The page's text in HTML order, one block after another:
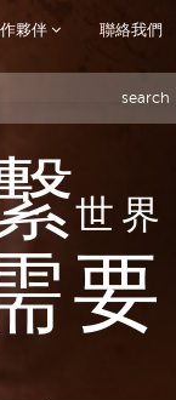
夥伴 聯絡我們
search
世界
要